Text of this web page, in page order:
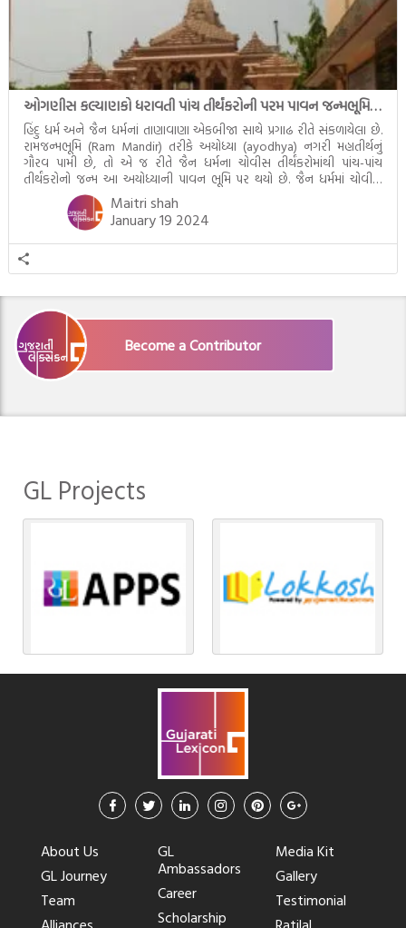
ઓગણીસ કલ્યાણકો ધરાવતી પાંચ તીર્થંકરોની પરમ પાવન જન્મભૂમિ – અયોધ્યા (Ayodhya)
હિંદુ ધર્મ અને જૈન ધર્મનાં તાણાવાણા એકબીજા સાથે પ્રગાઢ રીતે સંકળાયેલા છે.
રામજન્મભૂમિ (Ram Mandir) તરીકે અયોધ્યા (ayodhya) નગરી મહાતીર્થનું
ગૌરવ પામી છે, તો એ જ રીતે જૈન ધર્મના ચોવીસ તીર્થંકરોમાંથી પાંચ-પાંચ
તીર્થંકરોનો જન્મ આ અયોધ્યાની પાવન ભૂમિ પર થયો છે. જૈન ધર્મમાં ચોવીસ
તીર્થંકરોમાંથી પાંચ-પાંચ તીર્થંકરોનાં કલ્યાણકો અહીં આવ્યાં છે. દરેક તીર્થંકરના
જીવનની ચ્યવન(માતાના […]
Maitri shah
January 19 2024
Become a Contributor
GL Projects
About Us
GL Journey
Team
GL
Ambassadors
Career
Scholarship
Media Kit
Gallery
Testimonial